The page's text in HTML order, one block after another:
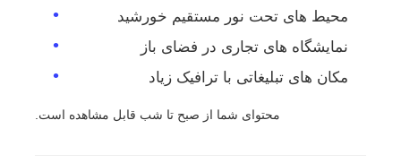
محیط های تحت نور مستقیم خورشید
نمایشگاه های تجاری در فضای باز
مکان های تبلیغاتی با ترافیک زیاد
محتوای شما از صبح تا شب قابل مشاهده است.